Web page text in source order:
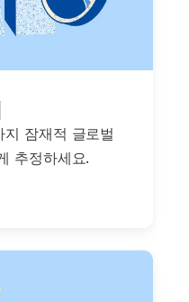
잠재적 글로벌
추정하세요.